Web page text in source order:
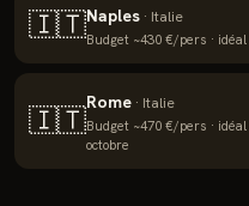
🇮🇹Naples · Italie
Budget ~430 €/pers · idéal
🇮🇹Rome · Italie
Budget ~470 €/pers · idéal
octobre